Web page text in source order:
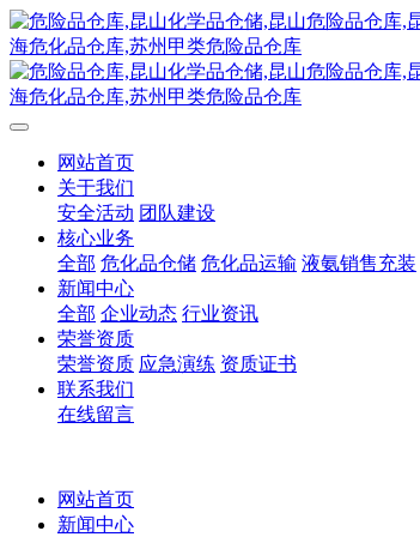
网站首页
关于我们
安全活动 团队建设
核心业务
全部 危化品仓储 危化品运输 液氨销售充装
新闻中心
全部 企业动态 行业资讯
荣誉资质
荣誉资质 应急演练 资质证书
联系我们
在线留言
网站首页
新闻中心